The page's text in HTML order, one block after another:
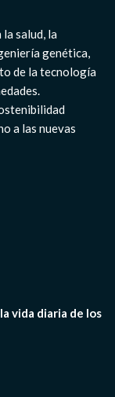
salud, la
genética,
de la tecnología
a las nuevas
vida diaria de los